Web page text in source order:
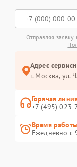
Отправляя заявку
Адрес
г. Москва, ул.
Горячая
+7 (495) 023-
Время работы
Ежедневно с